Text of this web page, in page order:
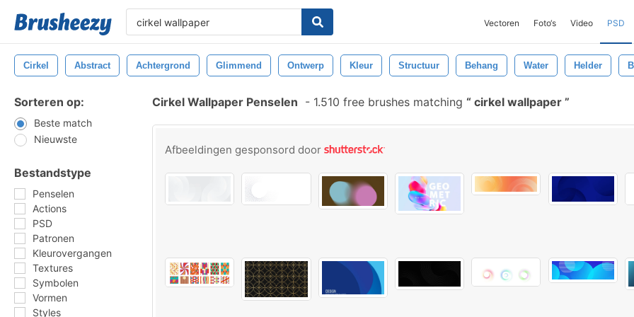
Vectoren Foto‘s Video PSD
Cirkel Abstract Achtergrond Glimmend Ontwerp Kleur Structuur Behang Water Helder
Sorteren op:
Beste match
Nieuwste
Bestandstype
Penselen
Actions
PSD
Patronen
Kleurovergangen
Textures
Symbolen
Vormen
Styles
Cirkel Wallpaper Penselen - 1.510 free brushes matching cirkel wallpaper
Afbeeldingen gesponsord door